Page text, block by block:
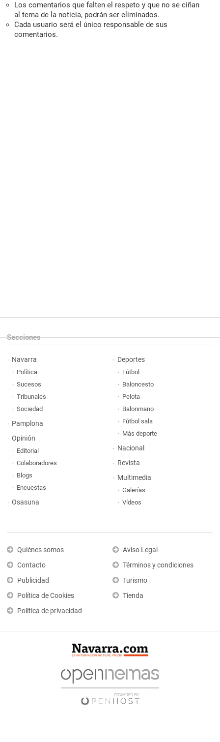
Los comentarios que falten el respeto y que no se ciñan
al tema de la noticia, podrán ser eliminados.
Cada usuario será el único responsable de sus
comentarios.
Secciones
Navarra
Política
Sucesos
Tribunales
Sociedad
Pamplona
Opinión
Editorial
Colaboradores
Blogs
Encuestas
Osasuna
Deportes
Fútbol
Baloncesto
Pelota
Balonmano
Fútbol sala
Más deporte
Nacional
Revista
Multimedia
Galerías
Vídeos
Quiénes somos
Contacto
Publicidad
Política de Cookies
Política de privacidad
Aviso Legal
Términos y condiciones
Turismo
Tienda